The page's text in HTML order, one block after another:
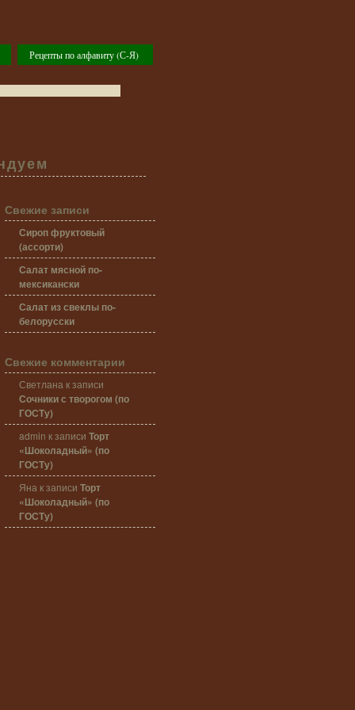
Рецепты по алфавиту (С-Я)
Свежие записи
Сироп фруктовый
(ассорти)
Салат мясной по-
мексикански
Салат из свеклы по-
белорусски
Свежие комментарии
Светлана к записи
Сочники с творогом (по
ГОСТу)
admin к записи Торт
«Шоколадный» (по
ГОСТу)
Яна к записи Торт
«Шоколадный» (по
ГОСТу)